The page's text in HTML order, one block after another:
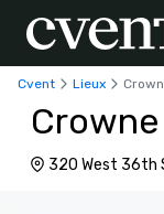
Cvent Lieux
320 West 36th